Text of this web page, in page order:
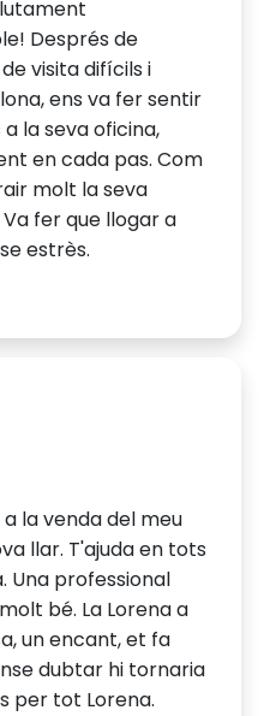
Després de
visita difícils i
ens va fer sentir
la seva oficina,
en cada pas. Com
molt la seva
fer que llogar a
estrès.
la venda del meu
llar. T'ajuda en tots
Una professional
bé. La Lorena a
un encant, et fa
dubtar hi tornaria
per tot Lorena.